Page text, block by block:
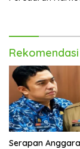
Serapan